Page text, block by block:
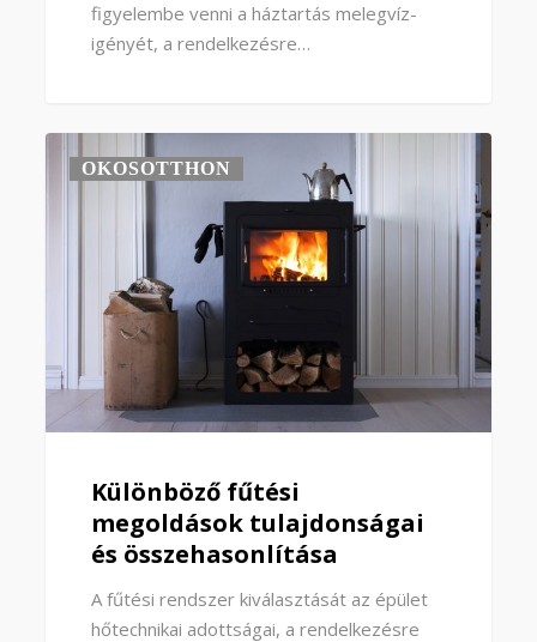
figyelembe venni a háztartás melegvíz-
igényét, a rendelkezésre…
OKOSOTTHON
Különböző fűtési
megoldások tulajdonságai
és összehasonlítása
A fűtési rendszer kiválasztását az épület
hőtechnikai adottságai, a rendelkezésre